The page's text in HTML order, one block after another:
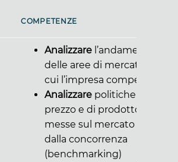
COMPETENZE
Analizzare l’andamento
delle aree di mercato in
cui l’impresa compete
Analizzare politiche di
prezzo e di prodotto
messe sul mercato
dalla concorrenza
(benchmarking)